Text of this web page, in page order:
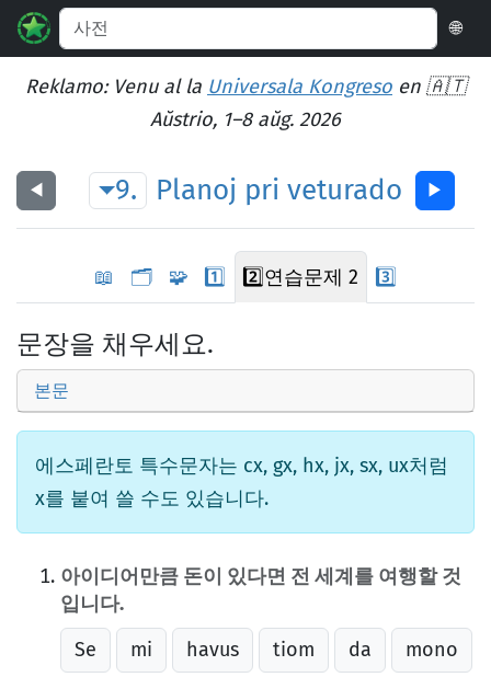
🌐
Reklamo: Venu al la Universala Kongreso en 🇦🇹
Aŭstrio, 1–8 aŭg. 2026
◀︎ 9. Planoj pri veturado ▶︎
📖 🗂️ 🧩 1️⃣ 2️⃣연습문제 2 3️⃣
문장을 채우세요.
본문
에스페란토 특수문자는 cx, gx, hx, jx, sx, ux처럼
x를 붙여 쓸 수도 있습니다.
아이디어만큼 돈이 있다면 전 세계를 여행할 것
입니다.
Se
mi havus tiom da mono